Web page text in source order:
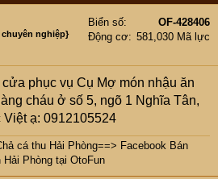
nghiệp}
Biển số
OF-428406
Động cơ
581,030 Mã lực
phục vụ Cụ Mợ món nhậu ăn
cháu ở số 5, ngõ 1 Nghĩa Tân,
ạ: 0912105524
cá thu Hải Phòng==> Facebook Bán
Hải Phòng tại OtoFun